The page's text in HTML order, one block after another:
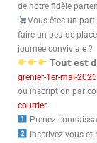
de notre fidèle
Vous êtes un
faire un peu de
journée conviviale ?
𝗧𝗼𝘂𝘁 𝗲𝘀𝘁
grenier-1er-mai-2026
ou inscription par
courrier
Prenez
Inscrivez-vous